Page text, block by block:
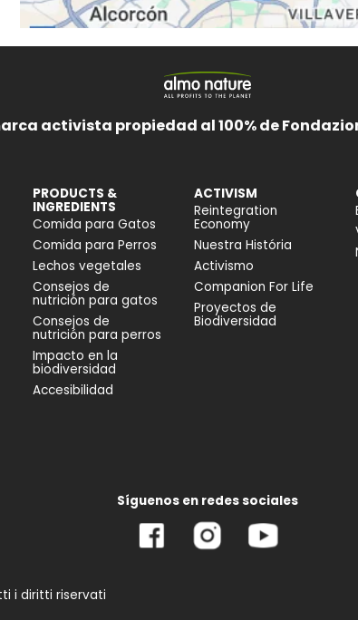
activista propiedad al 100% de
PRODUCTS &
INGREDIENTS
Comida para Gatos
Comida para Perros
Lechos vegetales
Consejos de
nutrición para gatos
Consejos de
nutrición para perros
Impacto en la
biodiversidad
Accesibilidad
ACTIVISM
Reintegration
Economy
Nuestra História
Activismo
Companion For Life
Proyectos de
Biodiversidad
Síguenos en redes sociales
i diritti riservati